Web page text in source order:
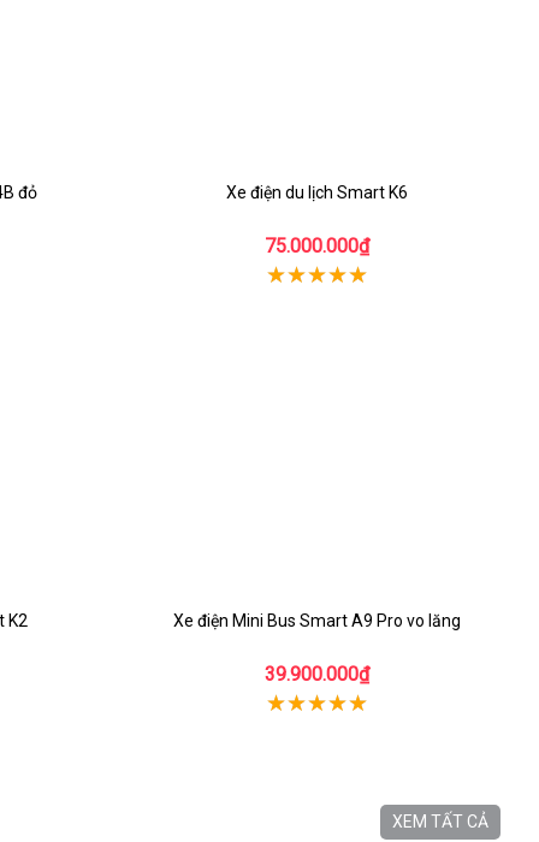
đỏ Xe điện du lịch Smart K6
75.000.000₫
K2 Xe điện Mini Bus Smart A9 Pro vo lăng
39.900.000₫
XEM TẤT CẢ